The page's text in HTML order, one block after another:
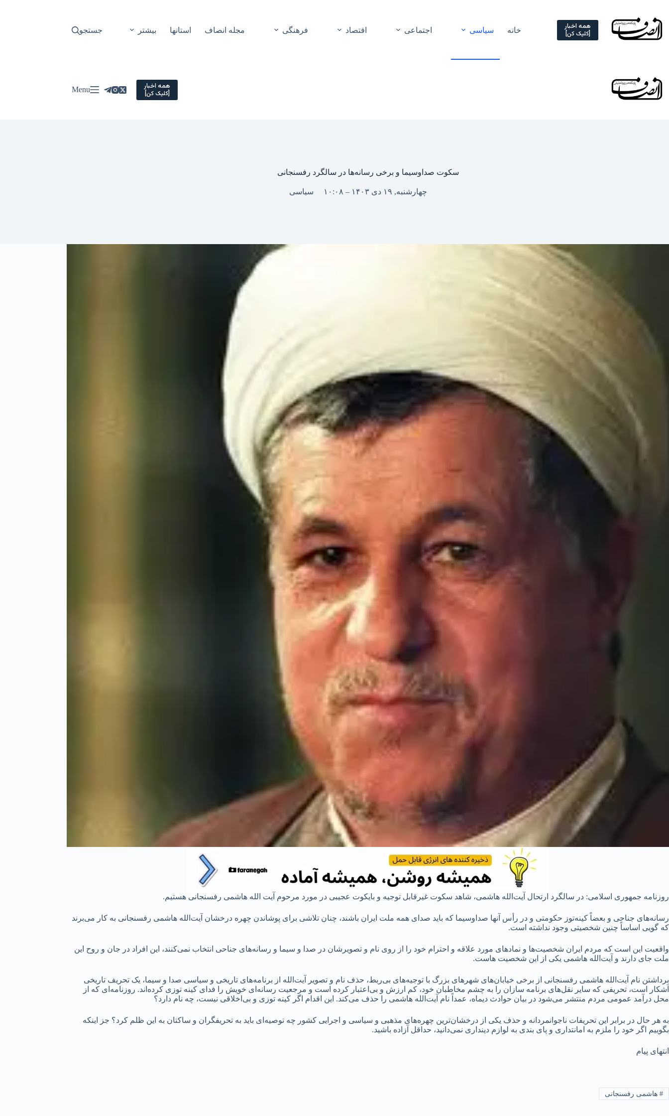
content
همه اخبار
[کلیک کن] خانه سیاسی اجتماعی اقتصاد فرهنگی مجله انصاف استانها بیشتر جستجو
همه اخبار
[کلیک کن] Menu
سکوت صداوسیما و برخی رسانه‌ها در سالگرد رفسنجانی
چهارشنبه, ۱۹ دی ۱۴۰۳ – ۱۰:۰۸ سیاسی
روزنامه جمهوری اسلامی: در سالگرد ارتحال آیت‌الله هاشمی، شاهد سکوت غیرقابل توجیه و بایکوت عجیبی در مورد مرحوم آیت الله هاشمی رفسنجانی هستیم.
رسانه‌های جناحی و بعضاً کینه‌توز حکومتی و در رأس آنها صداوسیما که باید صدای همه ملت ایران باشند، چنان تلاشی برای پوشاندن چهره درخشان آیت‌الله هاشمی رفسنجانی به کار می‌برند
که گویی اساساً چنین شخصیتی وجود نداشته است.
واقعیت این است که مردم ایران شخصیت‌ها و نمادهای مورد علاقه و احترام خود را از روی نام و تصویرشان در صدا و سیما و رسانه‌های جناحی انتخاب نمی‌کنند، این افراد در جان و روح این
ملت جای دارند و آیت‌الله هاشمی یکی از این شخصیت هاست.
برداشتن نام آیت‌الله هاشمی رفسنجانی از برخی خیابان‌های شهرهای بزرگ با توجیه‌های بی‌ربط، حذف نام و تصویر آیت‌الله از برنامه‌های تاریخی و سیاسی صدا و سیما، یک تحریف تاریخی
آشکار است، تحریفی که سایر نقل‌های برنامه سازان را به چشم مخاطبان خود، کم ارزش و بی‌اعتبار کرده است و مرجعیت رسانه‌ای خویش را فدای کینه توزی کرده‌اند. روزنامه‌ای که از
محل درآمد عمومی مردم منتشر می‌شود در بیان حوادث دیماه، عمداً نام آیت‌الله هاشمی را حذف می‌کند. این اقدام اگر کینه توزی و بی‌اخلاقی نیست، چه نام دارد؟
به هر حال در برابر این تحریفات ناجوانمردانه و حذف یکی از درخشان‌ترین چهره‌های مذهبی و سیاسی و اجرایی کشور چه توصیه‌ای باید به تحریفگران و ساکتان به این ظلم کرد؟ جز اینکه
بگوییم اگر خود را ملزم به امانتداری و پای بندی به لوازم دینداری نمی‌دانید، حداقل آزاده باشید.
انتهای پیام
#هاشمی رفسنجانی